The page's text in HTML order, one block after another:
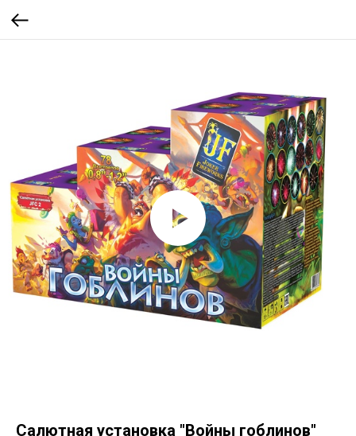
Салютная установка "Войны гоблинов"